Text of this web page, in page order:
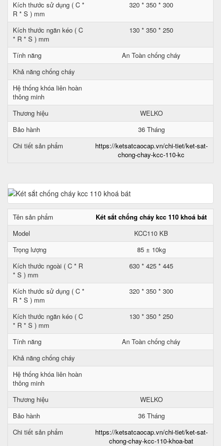
Kích thước sử dụng ( C *
R * S ) mm
320 * 350 * 300
Kích thước ngăn kéo ( C
* R * S ) mm
130 * 350 * 250
Tính năng
An Toàn chống cháy
Khả năng chống cháy
Hệ thống khóa liên hoàn
thông minh
Thương hiệu
WELKO
Bảo hành
36 Tháng
Chi tiết sản phẩm
https://ketsatcaocap.vn/chi-tiet/ket-sat-
chong-chay-kcc-110-kc
Tên sản phẩm
Két sắt chống cháy kcc 110 khoá bát
Model
KCC110 KB
Trọng lượng
85 ± 10kg
Kích thước ngoài ( C * R
* S ) mm
630 * 425 * 445
Kích thước sử dụng ( C *
R * S ) mm
320 * 350 * 300
Kích thước ngăn kéo ( C
* R * S ) mm
130 * 350 * 250
Tính năng
An Toàn chống cháy
Khả năng chống cháy
Hệ thống khóa liên hoàn
thông minh
Thương hiệu
WELKO
Bảo hành
36 Tháng
Chi tiết sản phẩm
https://ketsatcaocap.vn/chi-tiet/ket-sat-
chong-chay-kcc-110-khoa-bat